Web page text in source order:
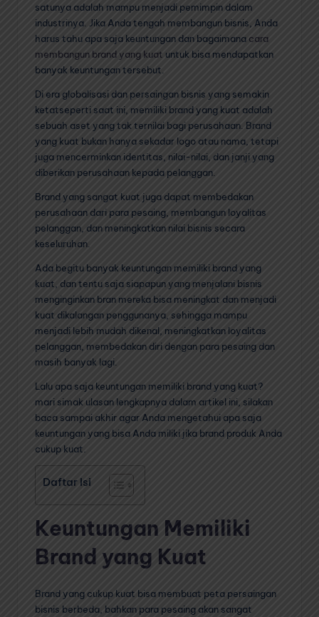
satunya adalah mampu menjadi pemimpin dalam
industrinya. Jika Anda tengah membangun bisnis, Anda
harus tahu apa saja keuntungan dan bagaimana cara
membangun brand yang kuat untuk bisa mendapatkan
banyak keuntungan tersebut.
Di era globalisasi dan persaingan bisnis yang semakin
ketatseperti saat ini, memiliki brand yang kuat adalah
sebuah aset yang tak ternilai bagi perusahaan. Brand
yang kuat bukan hanya sekadar logo atau nama, tetapi
juga mencerminkan identitas, nilai-nilai, dan janji yang
diberikan perusahaan kepada pelanggan.
Brand yang sangat kuat juga dapat membedakan
perusahaan dari para pesaing, membangun loyalitas
pelanggan, dan meningkatkan nilai bisnis secara
keseluruhan.
Ada begitu banyak keuntungan memiliki brand yang
kuat, dan tentu saja siapapun yang menjalani bisnis
menginginkan bran mereka bisa meningkat dan menjadi
kuat dikalangan penggunanya, sehingga mampu
menjadi lebih mudah dikenal, meningkatkan loyalitas
pelanggan, membedakan diri dengan para pesaing dan
masih banyak lagi.
Lalu apa saja keuntungan memiliki brand yang kuat?
mari simak ulasan lengkapnya dalam artikel ini, silakan
baca sampai akhir agar Anda mengetahui apa saja
keuntungan yang bisa Anda miliki jika brand produk Anda
cukup kuat.
Daftar Isi
Keuntungan Memiliki
Brand yang Kuat
Brand yang cukup kuat bisa membuat peta persaingan
bisnis berbeda, bahkan para pesaing akan sangat